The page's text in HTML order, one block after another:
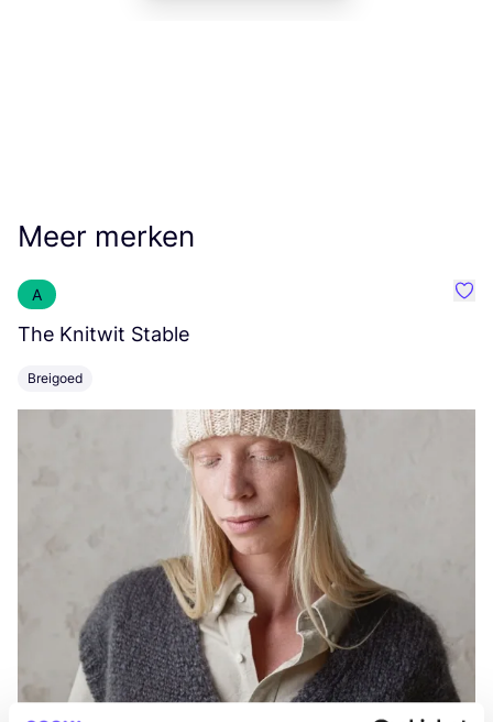
Meer merken
A
The Knitwit Stable
Breigoed